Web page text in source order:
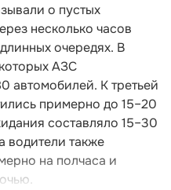
о пустых
несколько часов
очередях. В
АЗС
автомобилей. К третьей
примерно до 15–20
составляло 15–30
водители также
на полчаса и